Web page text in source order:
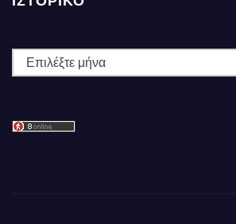
Ιστορικό